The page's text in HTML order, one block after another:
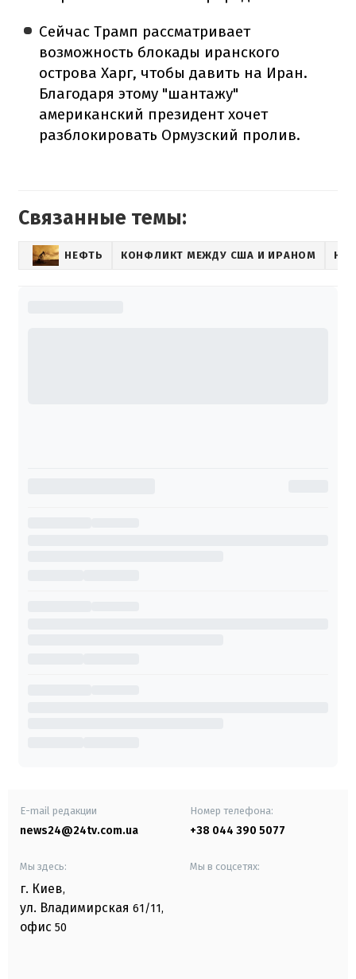
Сейчас Трамп рассматривает
возможность блокады иранского
острова Харг, чтобы давить на Иран.
Благодаря этому "шантажу"
американский президент хочет
разблокировать Ормузский пролив.
Связанные темы:
НЕФТЬ КОНФЛИКТ МЕЖДУ США И ИРАНОМ
E-mail редакции
news24@24tv.com.ua
Номер телефона:
+38 044 390 5077
Мы здесь:
г. Киев,
ул. Владимирская 61/11,
офис 50
Мы в соцсетях: